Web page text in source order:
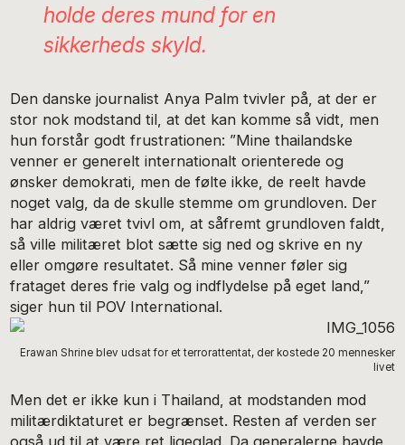
holde deres mund for en
sikkerheds skyld.
Den danske journalist Anya Palm tvivler på, at der er
stor nok modstand til, at det kan komme så vidt, men
hun forstår godt frustrationen: ”Mine thailandske
venner er generelt internationalt orienterede og
ønsker demokrati, men de følte ikke, de reelt havde
noget valg, da de skulle stemme om grundloven. Der
har aldrig været tvivl om, at såfremt grundloven faldt,
så ville militæret blot sætte sig ned og skrive en ny
eller omgøre resultatet. Så mine venner føler sig
frataget deres frie valg og indflydelse på eget land,”
siger hun til POV International.
Erawan Shrine blev udsat for et terrorattentat, der kostede 20 mennesker
livet
Men det er ikke kun i Thailand, at modstanden mod
militærdiktaturet er begrænset. Resten af verden ser
også ud til at være ret ligeglad. Da generalerne havde